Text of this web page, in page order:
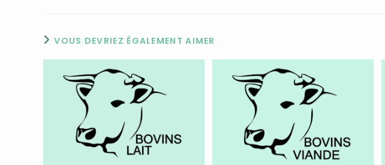
VOUS DEVRIEZ ÉGALEMENT AIMER